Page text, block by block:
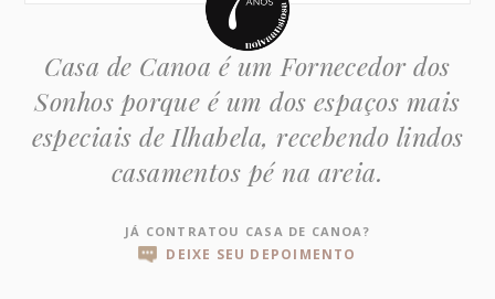
Casa de Canoa é um Fornecedor dos
Sonhos porque é um dos espaços mais
especiais de Ilhabela, recebendo lindos
casamentos pé na areia.
JÁ CONTRATOU CASA DE CANOA?
DEIXE SEU DEPOIMENTO